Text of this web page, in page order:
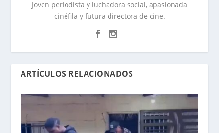
Joven periodista y luchadora social, apasionada
cinéfila y futura directora de cine.
ARTÍCULOS RELACIONADOS